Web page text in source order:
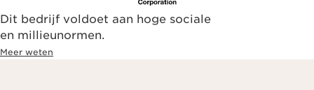
Dit bedrijf voldoet aan hoge sociale
en millieunormen.
Meer weten